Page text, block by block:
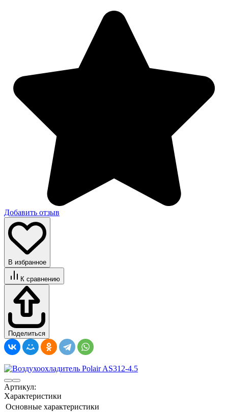
Добавить отзыв
В избранное
К сравнению
Поделиться
Артикул:
Характеристики
Основные характеристики